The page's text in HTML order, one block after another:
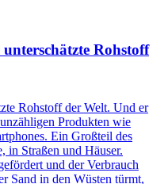
Rohstoff
Rohstoff der Welt. Und er
Produkten wie
Ein Großteil des
in Straßen und Häuser.
und der Verbrauch
Sand in den Wüsten türmt,